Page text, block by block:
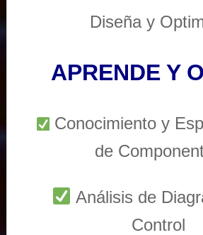
Diseña y
APRENDE Y
Conocimiento y
de
Análisis de
Control